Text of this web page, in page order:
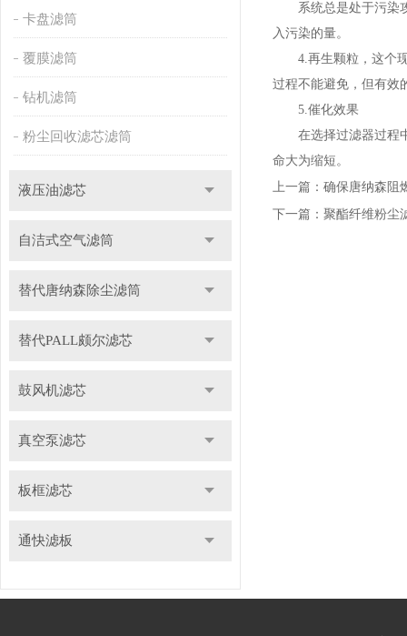
卡盘滤筒
覆膜滤筒
钻机滤筒
粉尘回收滤芯滤筒
液压油滤芯
自洁式空气滤筒
替代唐纳森除尘滤筒
替代PALL颇尔滤芯
鼓风机滤芯
真空泵滤芯
板框滤芯
通快滤板
系统总是处于污染攻
入污染的量。
4.再生颗粒，这个现
过程不能避免，但有效
5.催化效果
在选择过滤器过程中
命大为缩短。
上一篇： 确保唐纳森阻
下一篇： 聚酯纤维粉尘